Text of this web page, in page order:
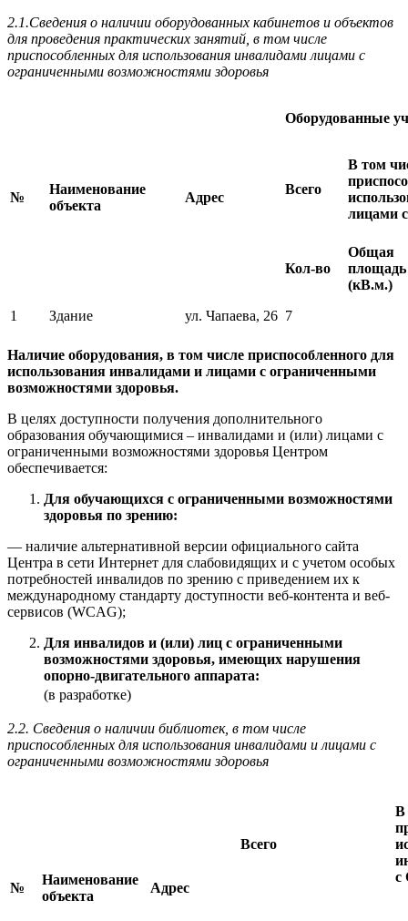
2.1.Сведения о наличии оборудованных кабинетов и объектов
для проведения практических занятий, в том числе
приспособленных для использования инвалидами лицами с
ограниченными возможностями здоровья
№
Наименование
объекта
Адрес
Оборудованные
Всего
В том
лицами
Кол-во
Общая
площадь
(кВ.м.)
1
Здание ул. Чапаева, 26 7
Наличие оборудования, в том числе приспособленного для
использования инвалидами и лицами с ограниченными
возможностями здоровья.
В целях доступности получения дополнительного
образования обучающимися – инвалидами и (или) лицами с
ограниченными возможностями здоровья Центром
обеспечивается:
Для обучающихся с ограниченными возможностями
здоровья по зрению:
— наличие альтернативной версии официального сайта
Центра в сети Интернет для слабовидящих и с учетом особых
потребностей инвалидов по зрению с приведением их к
международному стандарту доступности веб-контента и веб-
сервисов (WCAG);
Для инвалидов и (или) лиц с ограниченными
возможностями здоровья, имеющих нарушения
опорно-двигательного аппарата:
(в разработке)
2.2. Сведения о наличии библиотек, в том числе
приспособленных для использования инвалидами и лицами с
ограниченными возможностями здоровья
№
Наименование
объекта
Адрес
Всего
В
с